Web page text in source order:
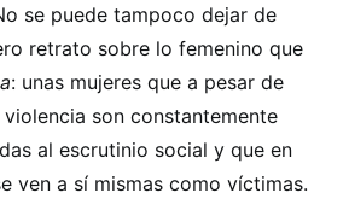
se puede tampoco dejar de
retrato sobre lo femenino que
: unas mujeres que a pesar de
son constantemente
al escrutinio social y que en
ven a sí mismas como víctimas.